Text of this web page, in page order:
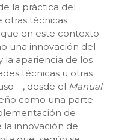
la práctica del
otras técnicas
en este contexto
una innovación del
apariencia de los
técnicas u otras
desde el Manual
como una parte
de
innovación de